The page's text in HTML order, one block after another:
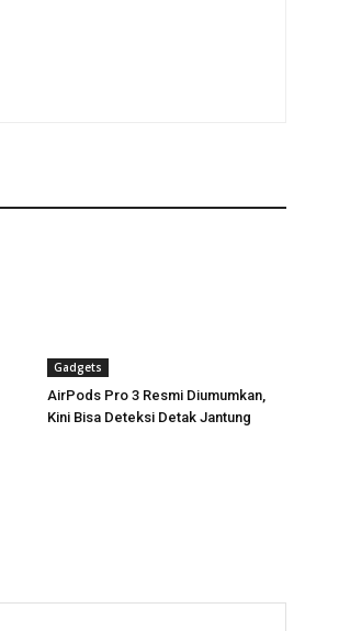
Gadgets
AirPods Pro 3 Resmi Diumumkan,
Kini Bisa Deteksi Detak Jantung